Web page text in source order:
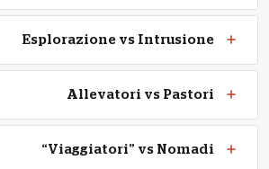
Esplorazione vs Intrusione
Allevatori vs Pastori
“Viaggiatori” vs Nomadi